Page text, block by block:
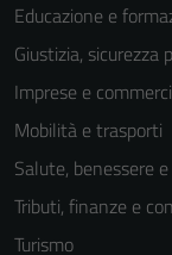
Educazione e
Giustizia, sicurezza
Imprese e
Mobilità e trasporti
Salute, benessere
Tributi, finanze e
Turismo